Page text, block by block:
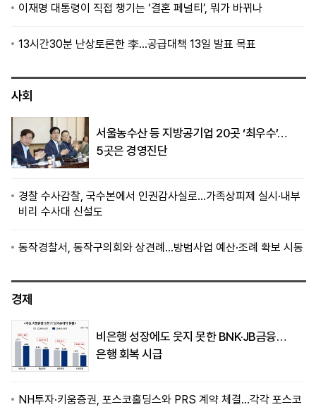
이재명 대통령이 직접 챙기는 ‘결혼 페널티’, 뭐가 바뀌나
13시간30분 난상토론한 李…공급대책 13일 발표 목표
사회
서울농수산 등 지방공기업 20곳 ‘최우수’…
5곳은 경영진단
경찰 수사감찰, 국수본에서 인권감사실로…가족상피제 실시·내부
비리 수사대 신설도
동작경찰서, 동작구의회와 상견례…방범사업 예산·조례 확보 시동
경제
비은행 성장에도 웃지 못한 BNK·JB금융…
은행 회복 시급
NH투자·키움증권, 포스코홀딩스와 PRS 계약 체결…각각 포스코